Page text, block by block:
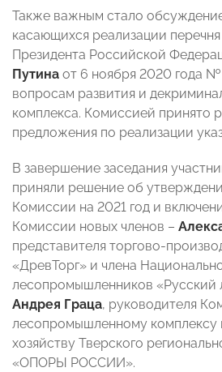
Также важным стало
касающихся реализации
Президента Российской
Путина от 6 ноября 2020 года
вопросам развития и
комплекса. Комиссией принято
предложения по реализации
В завершение заседания
приняли решение об
Комиссии на 2021 год и
Комиссии новых членов –
представителя торгово-
«ДревТорг» и члена
лесопромышленников «Русский
Андрея Граца, руководителя
лесопромышленному комплексу
хозяйству Тверского
«ОПОРЫ РОССИИ».